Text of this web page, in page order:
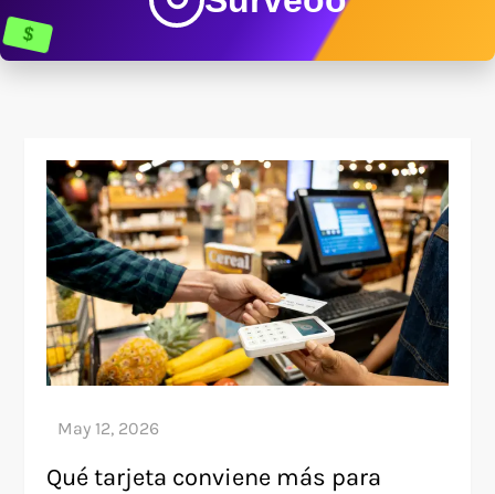
$
Qué tarjeta conviene más para